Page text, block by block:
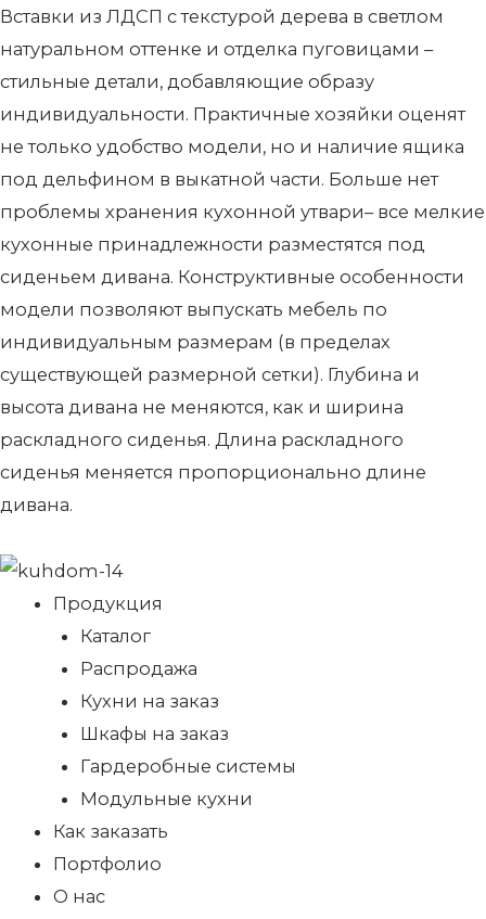
Вставки из ЛДСП с текстурой дерева в светлом
натуральном оттенке и отделка пуговицами –
стильные детали, добавляющие образу
индивидуальности. Практичные хозяйки оценят
не только удобство модели, но и наличие ящика
под дельфином в выкатной части. Больше нет
проблемы хранения кухонной утвари– все мелкие
кухонные принадлежности разместятся под
сиденьем дивана. Конструктивные особенности
модели позволяют выпускать мебель по
индивидуальным размерам (в пределах
существующей размерной сетки). Глубина и
высота дивана не меняются, как и ширина
раскладного сиденья. Длина раскладного
сиденья меняется пропорционально длине
дивана.
Продукция
Каталог
Распродажа
Кухни на заказ
Шкафы на заказ
Гардеробные системы
Модульные кухни
Как заказать
Портфолио
О нас